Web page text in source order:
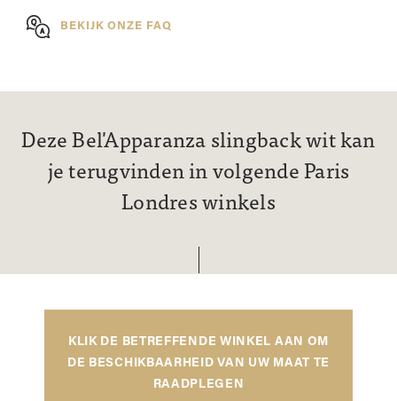
BEKIJK ONZE FAQ
Deze Bel'Apparanza slingback wit kan
je terugvinden in volgende Paris
Londres winkels
KLIK DE BETREFFENDE WINKEL AAN OM
DE BESCHIKBAARHEID VAN UW MAAT TE
RAADPLEGEN